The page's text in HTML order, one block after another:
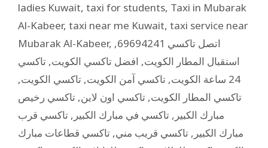
ladies Kuwait, taxi for students, Taxi in Mubarak
Al-Kabeer, taxi near me Kuwait, taxi service near
Mubarak Al-Kabeer, اتصل تاكسي 69694241
,
استقبال المطار الكويت, افضل تاكسي الكويت, تاكسي
24 ساعة الكويت
, تاكسي آمن الكويت, تاكسي الكويت,
تاكسي المطار الكويت, تاكسي اون لاين, تاكسي رخيص
مبارك الكبير , تاكسي في مبارك الكبير , تاكسي قرب
مبارك الكبير , تاكسي قريب مني, تاكسي قطاعات مبارك